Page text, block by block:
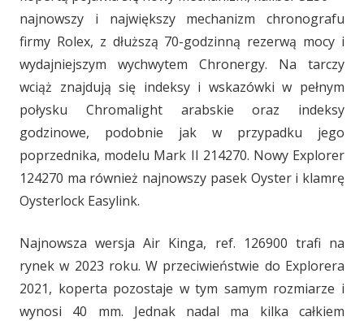
najnowszy i największy mechanizm chronografu
firmy Rolex, z dłuższą 70-godzinną rezerwą mocy i
wydajniejszym wychwytem Chronergy. Na tarczy
wciąż znajdują się indeksy i wskazówki w pełnym
połysku Chromalight arabskie oraz indeksy
godzinowe, podobnie jak w przypadku jego
poprzednika, modelu Mark II 214270. Nowy Explorer
124270 ma również najnowszy pasek Oyster i klamrę
Oysterlock Easylink.
Najnowsza wersja Air Kinga, ref. 126900 trafi na
rynek w 2023 roku. W przeciwieństwie do Explorera
2021, koperta pozostaje w tym samym rozmiarze i
wynosi 40 mm. Jednak nadal ma kilka całkiem